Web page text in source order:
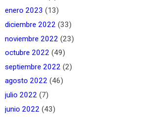
enero 2023 (13)
diciembre 2022 (33)
noviembre 2022 (23)
octubre 2022 (49)
septiembre 2022 (2)
agosto 2022 (46)
julio 2022 (7)
junio 2022 (43)